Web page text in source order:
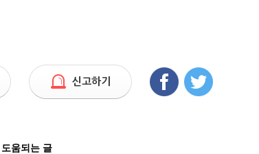
신고하기
도움되는 글